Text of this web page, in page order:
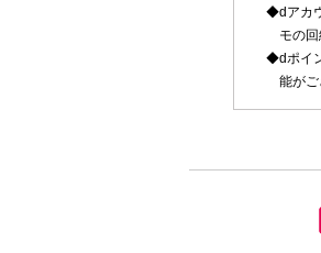
◆dアカ
モの
◆dポイ
能が